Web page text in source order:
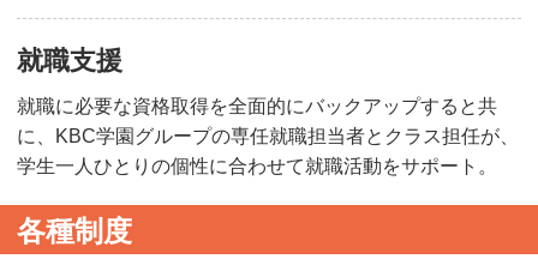
就職支援
就職に必要な資格取得を全面的にバックアップすると共
に、KBC学園グループの専任就職担当者とクラス担任が、
学生一人ひとりの個性に合わせて就職活動をサポート。
各種制度